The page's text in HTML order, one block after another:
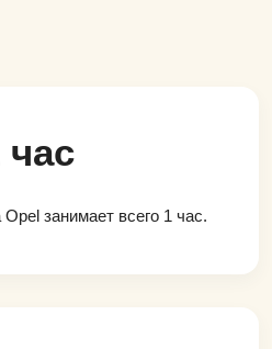
час
занимает всего 1 час.